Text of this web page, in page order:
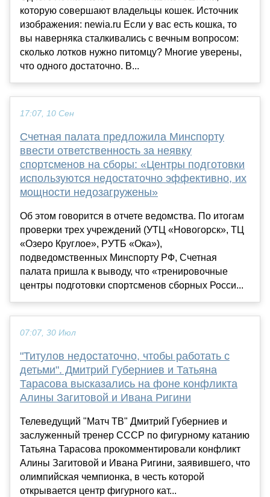
которую совершают владельцы кошек. Источник
изображения: newia.ru Если у вас есть кошка, то
вы наверняка сталкивались с вечным вопросом:
сколько лотков нужно питомцу? Многие уверены,
что одного достаточно. В...
17:07, 10 Сен
Счетная палата предложила Минспорту
ввести ответственность за неявку
спортсменов на сборы: «Центры подготовки
используются недостаточно эффективно, их
мощности недозагружены»
Об этом говорится в отчете ведомства. По итогам
проверки трех учреждений (УТЦ «Новогорск», ТЦ
«Озеро Круглое», РУТБ «Ока»),
подведомственных Минспорту РФ, Счетная
палата пришла к выводу, что «тренировочные
центры подготовки спортсменов сборных Росси...
07:07, 30 Июл
"Титулов недостаточно, чтобы работать с
детьми". Дмитрий Губерниев и Татьяна
Тарасова высказались на фоне конфликта
Алины Загитовой и Ивана Ригини
Телеведущий "Матч ТВ" Дмитрий Губерниев и
заслуженный тренер СССР по фигурному катанию
Татьяна Тарасова прокомментировали конфликт
Алины Загитовой и Ивана Ригини, заявившего, что
олимпийская чемпионка, в честь которой
открывается центр фигурного кат...